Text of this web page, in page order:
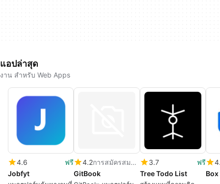
แอปล่าสุด
งาน สำหรับ Web Apps
4.6
ฟรี
Jobfyt
4.2
การสมัครสมาชิก
GitBook
3.7
ฟรี
Tree Todo List
Box